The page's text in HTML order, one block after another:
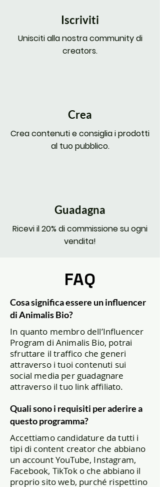
Iscriviti
Unisciti alla nostra community di
creators.
Crea
Crea contenuti e consiglia i prodotti
al tuo pubblico.
Guadagna
Ricevi il 20% di commissione su ogni
vendita!
FAQ
Cosa significa essere un influencer
di Animalis Bio?
In quanto membro dell’Influencer
Program di Animalis Bio, potrai
sfruttare il traffico che generi
attraverso i tuoi contenuti sui
social media per guadagnare
attraverso il tuo link affiliato.
Quali sono i requisiti per aderire a
questo programma?
Accettiamo candidature da tutti i
tipi di content creator che abbiano
un account YouTube, Instagram,
Facebook, TikTok o che abbiano il
proprio sito web, purché rispettino